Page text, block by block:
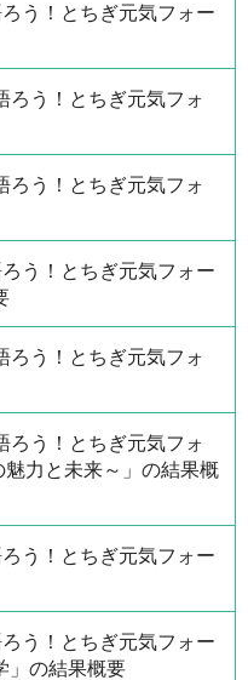
う！とちぎ元気フォー
ろう！とちぎ元気フォ
ろう！とちぎ元気フォ
う！とちぎ元気フォー
ろう！とちぎ元気フォ
ろう！とちぎ元気フォ
魅力と未来～」の結果概
う！とちぎ元気フォー
う！とちぎ元気フォー
」の結果概要